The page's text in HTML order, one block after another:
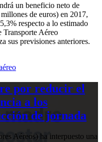
un beneficio neto de
de euros) en 2017,
respecto a lo estimado
Transporte Aéreo
sus previsiones anteriores.
por reducir el
a los
de jornada
Aéreos) ha interpuesto una